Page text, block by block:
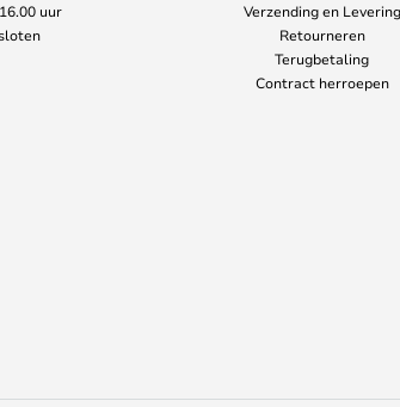
uur
Verzending en Levering
Retourneren
Terugbetaling
Contract herroepen